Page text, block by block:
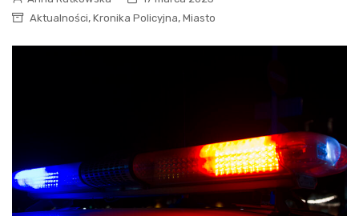
Aktualności, Kronika Policyjna, Miasto